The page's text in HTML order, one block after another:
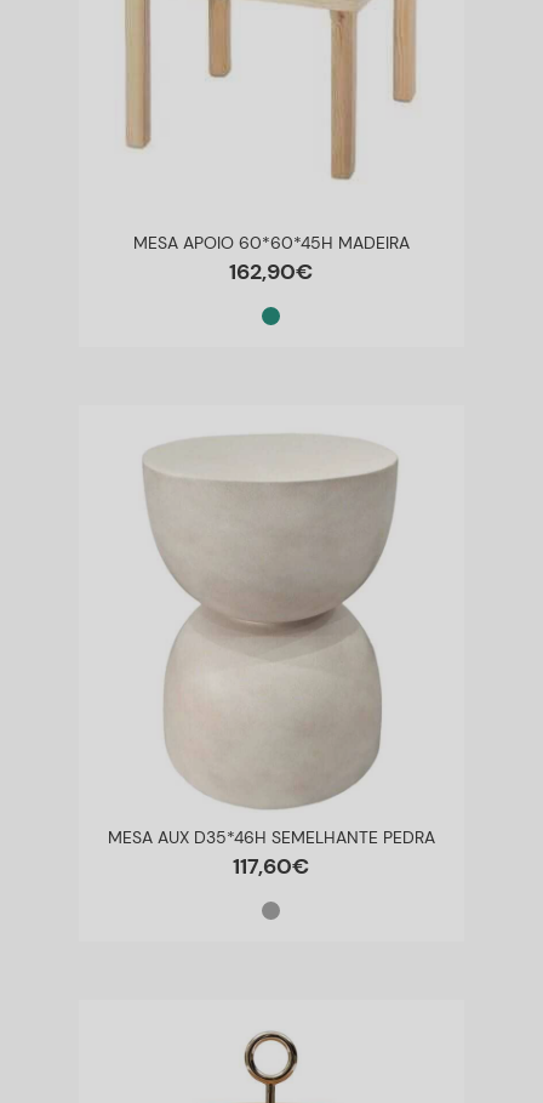
MESA APOIO 60*60*45H MADEIRA
162,90€
MESA AUX D35*46H SEMELHANTE PEDRA
117,60€